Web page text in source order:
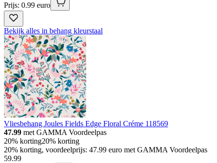
Prijs: 0.99 euro
Bekijk alles in behang kleurstaal
Vliesbehang Joules Fields Edge Floral Créme 118569
47.99 met GAMMA Voordeelpas
20% korting20% korting
20% korting, voordeelprijs: 47.99 euro met GAMMA Voordeelpas
59.99